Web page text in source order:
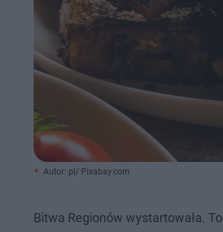
Autor: pl/ Pixabay.com
Bitwa Regionów wystartowała.